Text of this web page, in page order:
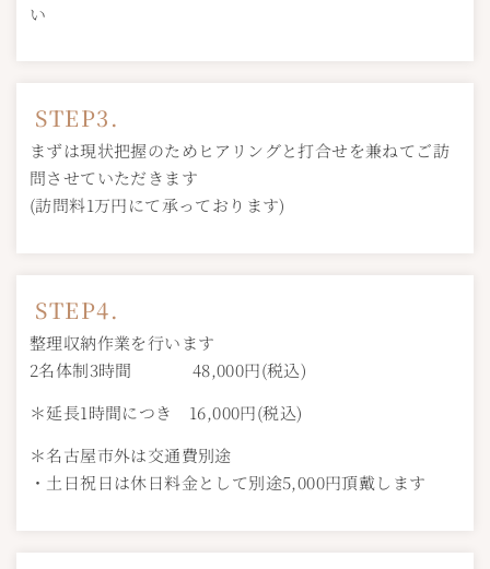
い
STEP3.
まずは現状把握のためヒアリングと打合せを兼ねてご訪
問させていただきます
(訪問料1万円にて承っております)
STEP4.
整理収納作業を行います
2名体制3時間 48,000円(税込)
＊延長1時間につき 16,000円(税込)
＊名古屋市外は交通費別途
・土日祝日は休日料金として別途5,000円頂戴します